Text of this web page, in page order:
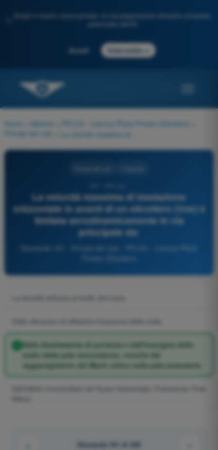
Scopri il nostro nuovo portale: la tua preparazione d'esame completa,
Accedi Inizia subito
Home Materie PPL(H) - Licenza Pilota Privato (Elicotteri)
Principi del volo
La velocità massima di traslazione
orizzontale in avanti di un elicottero (Vne) è
limitata aerodinamicamente in via
principale da:
Dalla dissimmetria di portanza e dall'insorgere dello
stallo della pala retrocedente, nonché dal
raggiungimento del Mach critico sulla pala avanzante.
Domanda 161 di 320